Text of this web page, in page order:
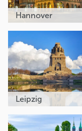
Hannover
Leipzig